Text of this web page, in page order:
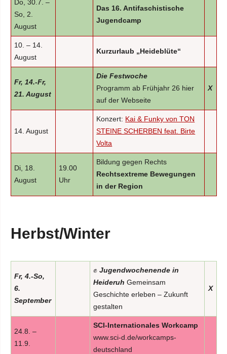
Do, 30.7. –
So, 2.
August
Das 16. Antifaschistische
Jugendcamp
10. – 14.
August
Kurzurlaub „Heideblüte“
Fr, 14.-Fr,
21. August
Die Festwoche
Programm ab Frühjahr 26 hier
auf der Webseite
X
14. August
Konzert: Kai & Funky von TON
STEINE SCHERBEN feat. Birte
Volta
Di, 18.
August
19.00
Uhr
Bildung gegen Rechts
Rechtsextreme Bewegungen
in der Region
Herbst/Winter
Fr, 4.-So,
6.
September
✊Jugendwochenende in
Heideruh Gemeinsam
Geschichte erleben – Zukunft
gestalten
X
24.8. –
11.9.
SCI-Internationales Workcamp
www.sci-d.de/workcamps-
deutschland